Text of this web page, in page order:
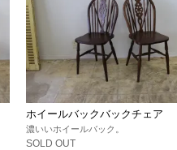
ホイールバックバックチェア
濃いいホイールバック。
SOLD OUT